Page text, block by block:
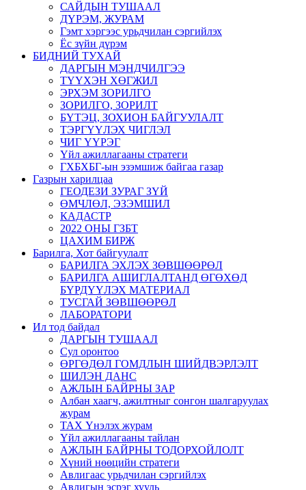
САЙДЫН ТУШААЛ
ДҮРЭМ, ЖУРАМ
Гэмт хэргээс урьдчилан сэргийлэх
Ёс зүйн дүрэм
БИДНИЙ ТУХАЙ
ДАРГЫН МЭНДЧИЛГЭЭ
ТҮҮХЭН ХӨГЖИЛ
ЭРХЭМ ЗОРИЛГО
ЗОРИЛГО, ЗОРИЛТ
БҮТЭЦ, ЗОХИОН БАЙГУУЛАЛТ
ТЭРГҮҮЛЭХ ЧИГЛЭЛ
ЧИГ ҮҮРЭГ
Үйл ажиллагааны стратеги
ГХБХБГ-ын эзэмшиж байгаа газар
Газрын харилцаа
ГЕОДЕЗИ ЗУРАГ ЗҮЙ
ӨМЧЛӨЛ, ЭЗЭМШИЛ
КАДАСТР
2022 ОНЫ ГЗБТ
ЦАХИМ БИРЖ
Барилга, Хот байгуулалт
БАРИЛГА ЭХЛЭХ ЗӨВШӨӨРӨЛ
БАРИЛГА АШИГЛАЛТАНД ӨГӨХӨД
БҮРДҮҮЛЭХ МАТЕРИАЛ
ТУСГАЙ ЗӨВШӨӨРӨЛ
ЛАБОРАТОРИ
Ил тод байдал
ДАРГЫН ТУШААЛ
Сул оронтоо
ӨРГӨДӨЛ ГОМДЛЫН ШИЙДВЭРЛЭЛТ
ШИЛЭН ДАНС
АЖЛЫН БАЙРНЫ ЗАР
Албан хаагч, ажилтныг сонгон шалгаруулах
журам
ТАХ Үнэлэх журам
Үйл ажиллагааны тайлан
АЖЛЫН БАЙРНЫ ТОДОРХОЙЛОЛТ
Хүний нөөцийн стратеги
Авлигаас урьдчилан сэргийлэх
Авлигын эсрэг хууль